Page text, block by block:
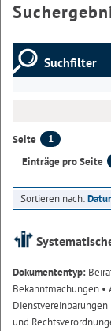
Suchfilter
Seite
1
Einträge pro Seite
Sortieren nach:
Dokumententyp:
Bekanntmachungen •
Dienstvereinbarungen
und